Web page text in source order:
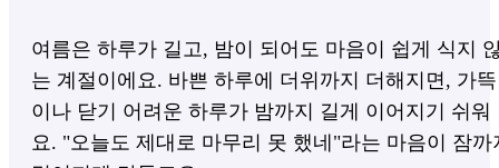
여름은 하루가 길고, 밤이 되어도 마음이 쉽게 식지
는 계절이에요. 바쁜 하루에 더위까지 더해지면, 가뜩
이나 닫기 어려운 하루가 밤까지 길게 이어지기 쉬워
요. "오늘도 제대로 마무리 못 했네"라는 마음이 잠까